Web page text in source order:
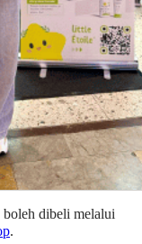
dibeli melalui
.